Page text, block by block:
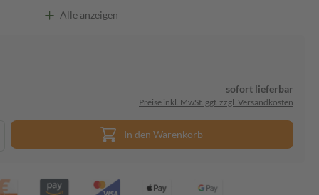
Alle anzeigen
sofort lieferbar
Preise inkl. MwSt. ggf. zzgl. Versandkosten
In den Warenkorb